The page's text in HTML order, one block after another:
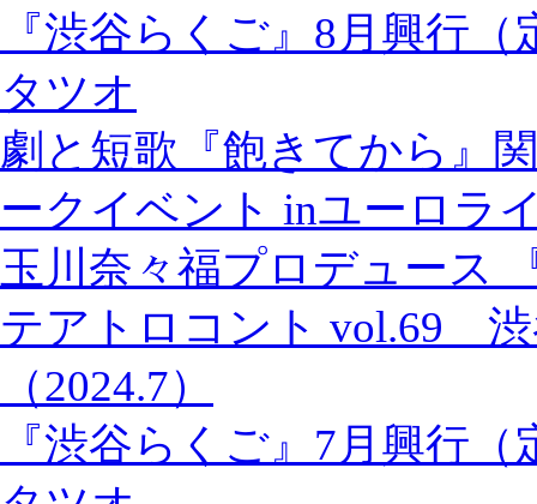
『渋谷らくご』8月興行
タツオ
劇と短歌『飽きてから』
ークイベント inユーロラ
玉川奈々福プロデュース
テアトロコント vol.69
（2024.7）
『渋谷らくご』7月興行